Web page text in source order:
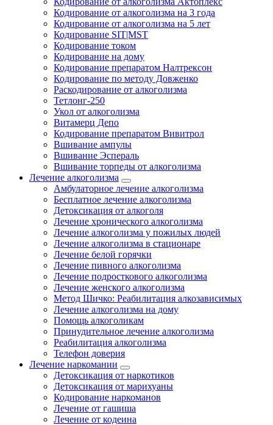
Кодирование от алкоголизма на 3 года
Кодирование от алкоголизма на 5 лет
Кодирование SIT|MST
Кодирование током
Кодирование на дому
Кодирование препаратом Налтрексон
Кодирование по методу Довженко
Раскодирование от алкоголизма
Тетлонг-250
Укол от алкоголизма
Витамерц Депо
Кодирование препаратом Вивитрол
Вшивание ампулы
Вшивание Эспераль
Вшивание торпеды от алкоголизма
Лечение алкоголизма
Амбулаторное лечение алкоголизма
Бесплатное лечение алкоголизма
Детоксикация от алкоголя
Лечение хронического алкоголизма
Лечение алкоголизма у пожилых людей
Лечение алкоголизма в стационаре
Лечение белой горячки
Лечение пивного алкоголизма
Лечение подросткового алкоголизма
Лечение женского алкоголизма
Метод Шичко: Реабилитация алкозависимых
Лечение алкоголизма на дому
Помощь алкоголикам
Принудительное лечение алкоголизма
Реабилитация алкоголизма
Телефон доверия
Лечение наркомании
Детоксикация от наркотиков
Детоксикация от марихуаны
Кодирование наркоманов
Лечение от гашиша
Лечение от кодеина